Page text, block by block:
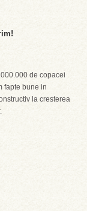
de copacei
fapte bune in
la cresterea